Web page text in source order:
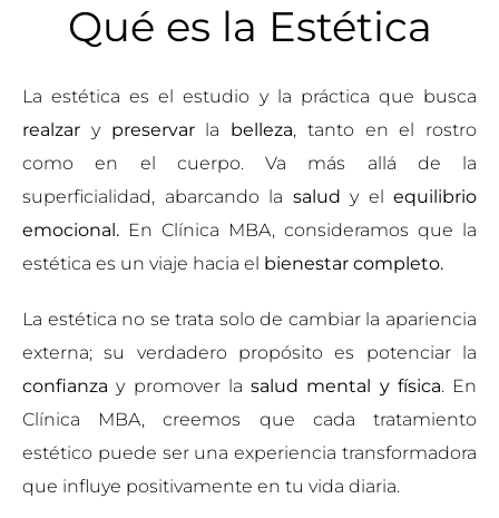
Qué es la Estética
La estética es el estudio y la práctica que busca
realzar y preservarla belleza, tanto en el rostro
como en el cuerpo. Va más allá de la
superficialidad, abarcando la salud y el equilibrio
emocional. En Clínica MBA, consideramos que la
estética es un viaje hacia el bienestar completo.
La estética no se trata solo de cambiar la apariencia
externa; su verdadero propósito es potenciar la
confianza y promover la salud mental y física. En
Clínica MBA, creemos que cada tratamiento
estético puede ser una experiencia transformadora
que influye positivamente en tu vida diaria.